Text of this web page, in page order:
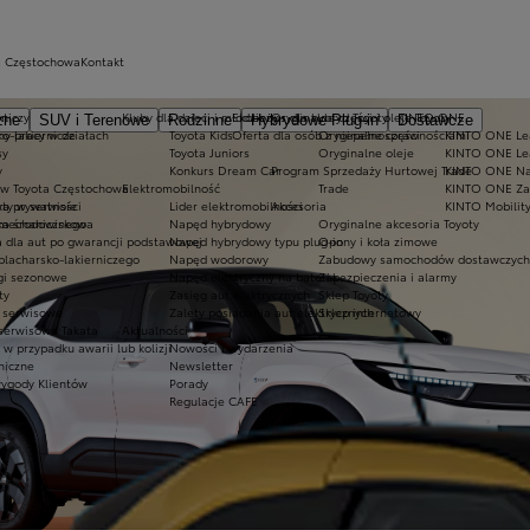
SUV i Terenowe Rodzinne Hybrydowe Plug-in
Dostawcze
Ekobonus dla hybryd Toyoty
Oferta dla osób z niepełnosprawnościami
Kluby dla dzieci i młodzieży
Toyota Kids
Toyota Juniors
Konkurs Dream Car
Elektromobilność
Lider elektromobilności
Napęd hybrydowy
Napęd hybrydowy typu plug-in
Napęd wodorowy
Napęd elektryczny na baterię
Zasięg aut elektrycznych
Zalety posiadania aut elektrycznych
Aktualności
Nowości i wydarzenia
Newsletter
Porady
Regulacje CAFE
KINTO ONE
KINTO ONE
KINTO ONE
KINTO ONE
KINTO ONE
KINTO Mobility
lakiernicze
w serwisie
dla aut po gwarancji podstawowej
lakierniczego
sezonowe
serwisowe
Takata
w przypadku awarii lub kolizji
Klientów
Oryginalne części i oleje Toyoty
Oryginalne części
Oryginalne oleje
Program Sprzedaży Hurtowej Trade
Trade
Akcesoria
Oryginalne akcesoria Toyoty
Opony i koła zimowe
Zabudowy samochodów dostawczych
Zabezpieczenia i alarmy
Sklep Toyoty
Sklep internetowy
Częstochowa
pracy w działach
Toyota Częstochowa
prywatności
środowiskowa
Kontakt